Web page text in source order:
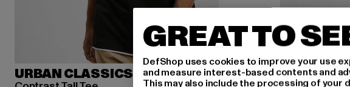
URBAN CLASSICS URBAN
GREAT TO
DefShop uses cookies to improve your use
and measure interest-based contents and
This may also include the processing of your